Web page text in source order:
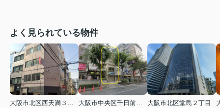
よく見られている物件
大阪市北区西天満３丁目
大阪市中央区千日前１丁目
大阪市北区堂島２丁目